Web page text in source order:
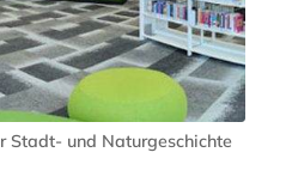
Stadt- und Naturgeschichte